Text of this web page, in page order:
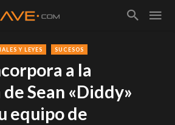
Y LEYES SUCESOS
a la
Sean «Diddy»
equipo de